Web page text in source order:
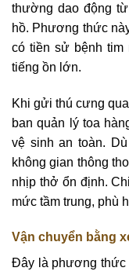
thường dao động
hồ. Phương thức
có tiền sử bệnh tim
tiếng ồn lớn.
Khi gửi thú cưng
ban quản lý toa
vệ sinh an toàn.
không gian thông
nhịp thở ổn định.
mức tầm trung, phù
Vận chuyển bằng
Đây là phương thức